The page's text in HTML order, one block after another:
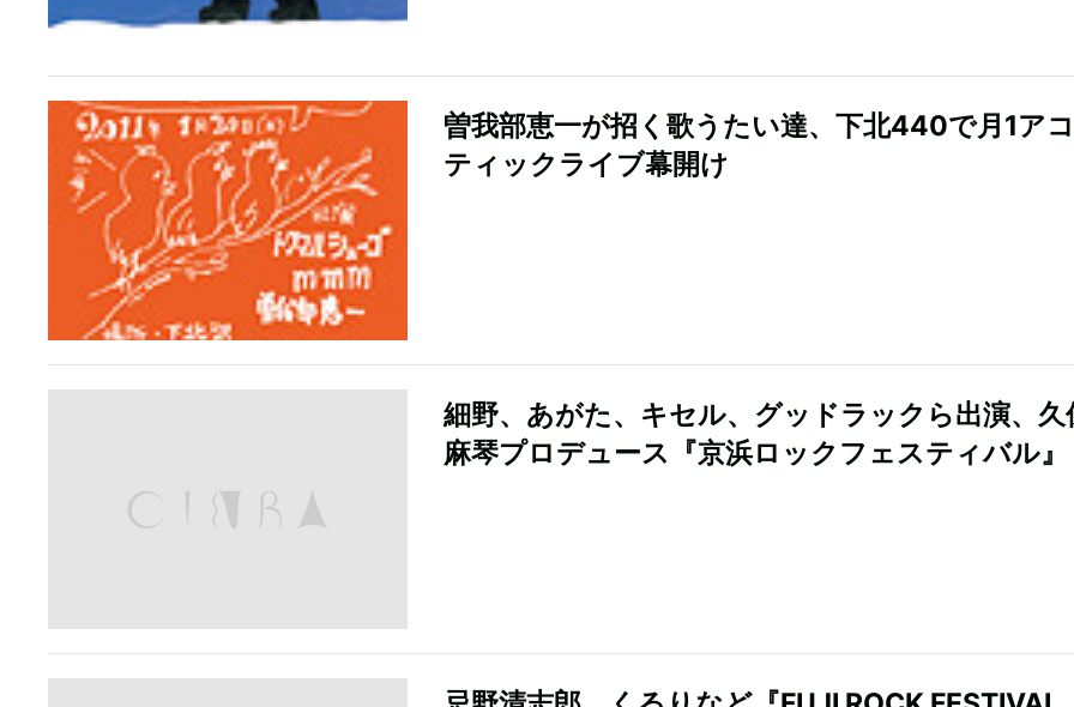
曽我部恵一が招く歌うたい達、下北440で月1ア
ティックライブ幕開け
細野、あがた、キセル、グッドラックら出演、久
麻琴プロデュース『京浜ロックフェスティバル』